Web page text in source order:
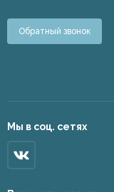
Обратный звонок
Мы в соц. сетях